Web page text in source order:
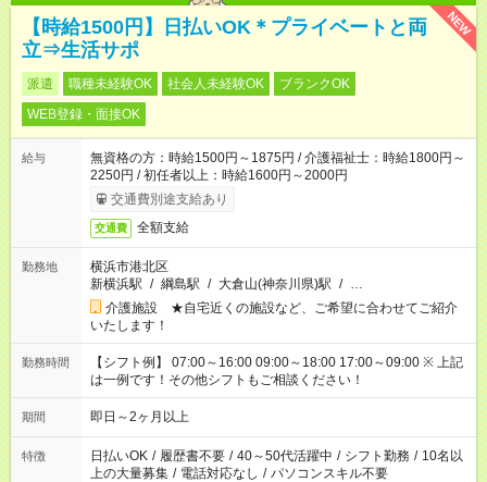
NEW
【時給1500円】日払いOK＊プライベートと両
立⇒生活サポ
派遣 職種未経験OK 社会人未経験OK
ブランクOK
WEB登録・面接OK
給与
無資格の方：時給1500円～1875円 / 介護福祉士：時給1800円～
2250円 / 初任者以上：時給1600円～2000円
交通費別途支給あり
交通費 全額支給
勤務地
横浜市港北区
新横浜駅 / 綱島駅 / 大倉山(神奈川県)駅 / …
介護施設 ★自宅近くの施設など、ご希望に合わせてご紹介
いたします！
勤務時間
【シフト例】 07:00～16:00 09:00～18:00 17:00～09:00 ※ 上記
は一例です！その他シフトもご相談ください！
期間 即日～2ヶ月以上
特徴 日払いOK / 履歴書不要 / 40～50代活躍中 / シフト勤務 / 10名以
上の大量募集 / 電話対応なし / パソコンスキル不要